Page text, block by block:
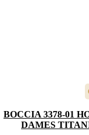
BOCCIA 3378-01
DAMES